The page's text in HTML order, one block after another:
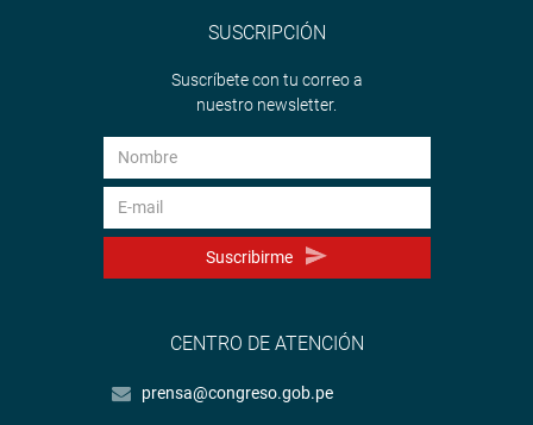
SUSCRIPCIÓN
Suscríbete con tu correo a
nuestro newsletter.
Suscribirme
CENTRO DE ATENCIÓN
prensa@congreso.gob.pe